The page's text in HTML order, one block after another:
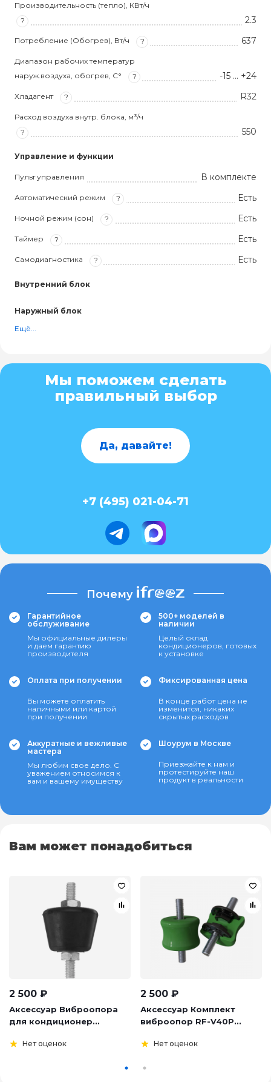
Производительность (тепло), КВт/ч
?
2.3
Потребление (Обогрев), Вт/ч ? 637
Диапазон рабочих температур
наруж.воздуха, обогрев, С°
? -15 … +24
Хладагент ? R32
Расход воздуха внутр. блока, м³/ч
?
550
Управление и функции
Пульт управления В комплекте
Автоматический режим ? Есть
Ночной режим (сон) ? Есть
Таймер ? Есть
Самодиагностика ? Есть
Внутренний блок
Наружный блок
Ещё...
Мы поможем сделать
правильный выбор
Да, давайте!
+7 (495) 021-04-71
Почему
Гарантийное
обслуживание
Мы официальные дилеры
и даем гарантию
производителя
500+ моделей в
наличии
Целый склад
кондиционеров, готовых
к установке
Оплата при получении
Вы можете оплатить
наличными или картой
при получении
Фиксированная цена
В конце работ цена не
изменится, никаких
скрытых расходов
Аккуратные и вежливые
мастера
Мы любим свое дело. С
уважением относимся к
вам и вашему имуществу
Шоурум в Москве
Приезжайте к нам и
протестируйте наш
продукт в реальности
Вам может понадобиться
2 500 ₽
Аксессуар Виброопора
для кондиционер...
Нет оценок
2 500 ₽
Аксессуар Комплект
виброопор RF-V40P...
Нет оценок